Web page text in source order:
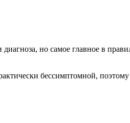
но самое главное в
бессимптомной,